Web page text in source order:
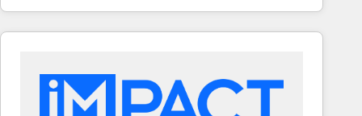
digital marketing; we do it all (and with great
results)! In short, our services include: - HubSpot
integrations - Marketing & sales solutions: digital
marketing, advertising, campaigns, content and